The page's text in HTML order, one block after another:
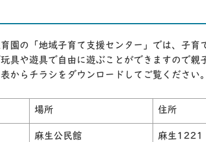
園の「地域子育て支援センター」では、子育
具や遊具で自由に遊ぶことができますので親
からチラシをダウンロードしてご覧ください
場所 住所
麻生公民館 麻生1221